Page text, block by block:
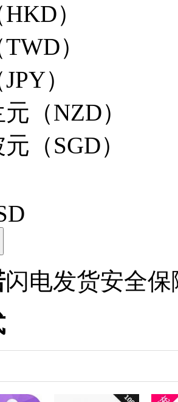
）
）
）
（NZD）
（SGD）
闪电发货安全保